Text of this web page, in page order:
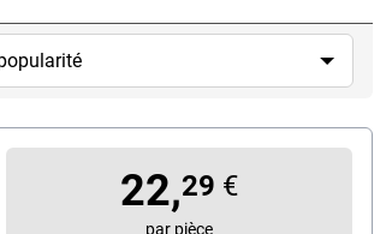
22,29 €
par pièce